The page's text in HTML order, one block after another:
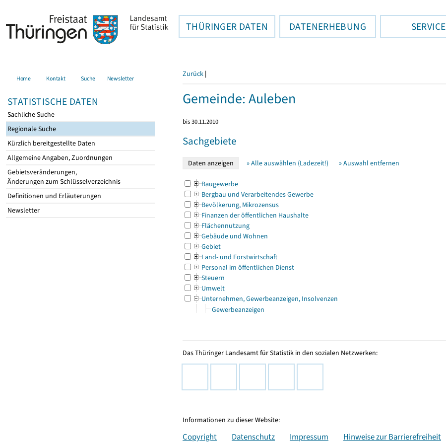
THÜRINGER DATEN DATENERHEBUNG SERVICE
Home Kontakt Suche Newsletter
STATISTISCHE DATEN
Sachliche Suche
Regionale Suche
Kürzlich bereitgestellte Daten
Allgemeine Angaben, Zuordnungen
Gebietsveränderungen,
Änderungen zum Schlüsselverzeichnis
Definitionen und Erläuterungen
Newsletter
Zurück |
Gemeinde: Auleben
bis 30.11.2010
Sachgebiete
» Alle auswählen (Ladezeit!) » Auswahl entfernen
Baugewerbe
Bergbau und Verarbeitendes Gewerbe
Bevölkerung, Mikrozensus
Finanzen der öffentlichen Haushalte
Flächennutzung
Gebäude und Wohnen
Gebiet
Land- und Forstwirtschaft
Personal im öffentlichen Dienst
Steuern
Umwelt
Unternehmen, Gewerbeanzeigen, Insolvenzen
Gewerbeanzeigen
Das Thüringer Landesamt für Statistik in den sozialen Netzwerken:
Informationen zu dieser Website:
Copyright Datenschutz Impressum Hinweise zur Barrierefreiheit